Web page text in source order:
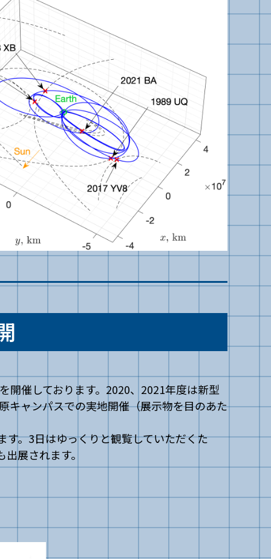
開催しております。2020、2021年度は新型
キャンパスでの実地開催（展示物を目のあた
。3日はゆっくりと観覧していただくた
展されます。